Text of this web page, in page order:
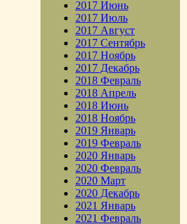
2017 Июнь
2017 Июль
2017 Август
2017 Сентябрь
2017 Ноябрь
2017 Декабрь
2018 Февраль
2018 Апрель
2018 Июнь
2018 Ноябрь
2019 Январь
2019 Февраль
2020 Январь
2020 Февраль
2020 Март
2020 Декабрь
2021 Январь
2021 Февраль